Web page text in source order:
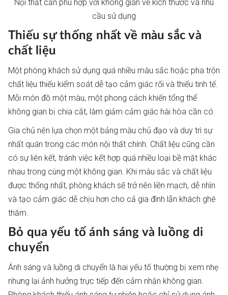
Nội thất cần phù hợp với không gian về kích thước và nhu
cầu sử dụng
Thiếu sự thống nhất về màu sắc và
chất liệu
Một phòng khách sử dụng quá nhiều màu sắc hoặc pha trộn
chất liệu thiếu kiểm soát dễ tạo cảm giác rối và thiếu tinh tế.
Mỗi món đồ một màu, một phong cách khiến tổng thể
không gian bị chia cắt, làm giảm cảm giác hài hòa cần có.
Gia chủ nên lựa chọn một bảng màu chủ đạo và duy trì sự
nhất quán trong các món nội thất chính. Chất liệu cũng cần
có sự liên kết, tránh việc kết hợp quá nhiều loại bề mặt khác
nhau trong cùng một không gian. Khi màu sắc và chất liệu
được thống nhất, phòng khách sẽ trở nên liền mạch, dễ nhìn
và tạo cảm giác dễ chịu hơn cho cả gia đình lẫn khách ghé
thăm.
Bỏ qua yếu tố ánh sáng và luồng di
chuyển
Ánh sáng và luồng di chuyển là hai yếu tố thường bị xem nhẹ
nhưng lại ảnh hưởng trực tiếp đến cảm nhận không gian.